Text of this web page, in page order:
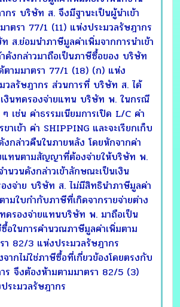
กร บริษัท ส. จึงมีฐานะเป็นผู้นำเข้า
าตรา 77/1 (11) แห่งประมวลรัษฎากร
ส.ย่อมนำภาษีมูลค่าเพิ่มจากการนำเข้า
ดังกล่าวมาถือเป็นภาษีซื้อของ บริษัท
ตามมาตรา 77/1 (18) (ก) แห่ง
วลรัษฎากร ส่วนการที่ บริษัท ส. ได้
งินทดรองจ่ายแทน บริษัท พ. ในกรณี
ๆ เช่น ค่าธรรมเนียมการเปิด L/C ค่า
ขาเข้า ค่า SHIPPING และจะเรียกเก็บ
งกล่าวคืนในภายหลัง โดยหักจากค่า
ทนตามสัญญาที่ต้องจ่ายให้บริษัท พ.
ำนวนดังกล่าวเข้าลักษณะเป็นเงิน
งจ่าย บริษัท ส. ไม่มีสิทธินำภาษีมูลค่า
ามใบกำกับภาษีที่เกิดจากรายจ่ายต่าง
ดรองจ่ายแทนบริษัท พ. มาถือเป็น
อในการคำนวณภาษีมูลค่าเพิ่มตาม
า 82/3 แห่งประมวลรัษฎากร
จากไม่ใช่ภาษีซื้อที่เกี่ยวข้องโดยตรงกับ
ร จึงต้องห้ามตามมาตรา 82/5 (3)
ระมวลรัษฎากร